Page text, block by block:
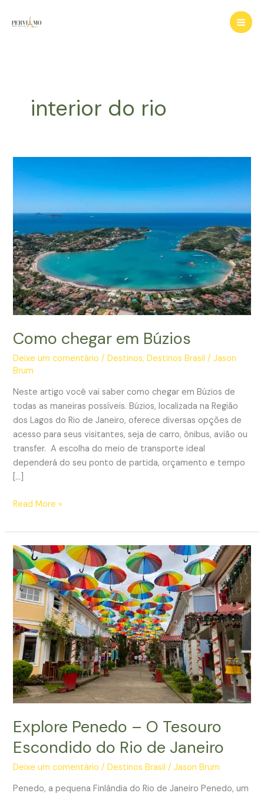
para
interior do rio
Como chegar em Búzios
Deixe um comentário /Destinos,Destinos Brasil /Jason
Brum
Neste artigo você vai saber como chegar em Búzios de
todas as maneiras possíveis. Búzios, localizada na Região
dos Lagos do Rio de Janeiro, oferece diversas opções de
acesso para seus visitantes, seja de carro, ônibus, avião ou
transfer. A escolha do meio de transporte ideal
dependerá do seu ponto de partida, orçamento e tempo
[…]
Como
em
Búzios
Read More »
Explore Penedo – O Tesouro
Escondido do Rio de Janeiro
Deixe um comentário /Destinos Brasil /Jason Brum
Penedo, a pequena Finlândia do Rio de Janeiro Penedo, um